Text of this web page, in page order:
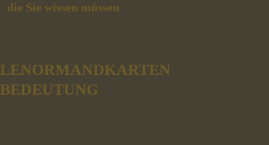
LENORMANDKARTEN
BEDEUTUNG